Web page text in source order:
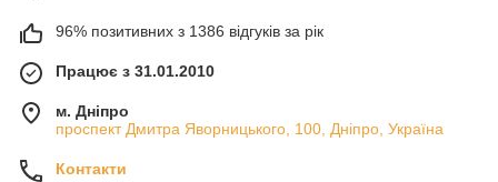
96% позитивних з 1386 відгуків за рік
Працює з 31.01.2010
м. Дніпро
проспект Дмитра Яворницького, 100, Дніпро, Україна
Контакти